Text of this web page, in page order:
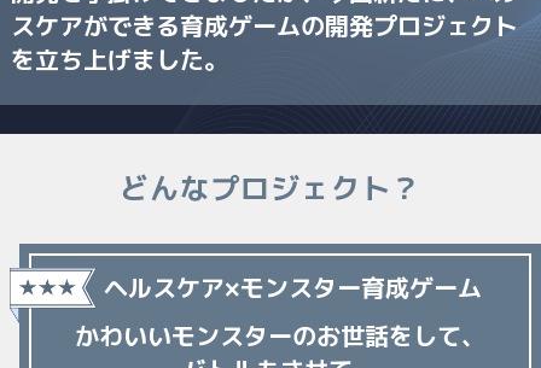
スケアができる育成ゲームの開発プロジェクト
を立ち上げました。
どんなプロジェクト？
ヘルスケア×モンスター育成ゲーム
かわいいモンスターのお世話をして、